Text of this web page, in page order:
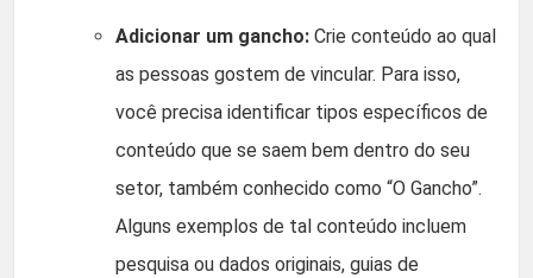
Adicionar um gancho: Crie conteúdo ao qual
as pessoas gostem de vincular. Para isso,
você precisa identificar tipos específicos de
conteúdo que se saem bem dentro do seu
setor, também conhecido como “O Gancho”.
Alguns exemplos de tal conteúdo incluem
pesquisa ou dados originais, guias de